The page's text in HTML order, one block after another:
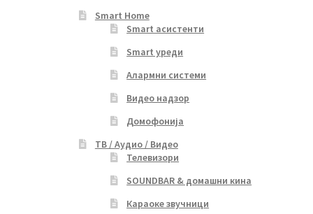
Smart Home
Smart асистенти
Smart уреди
Алармни системи
Видео надзор
Домофонија
ТВ / Аудио / Видео
Телевизори
SOUNDBAR & домашни кина
Караоке звучници